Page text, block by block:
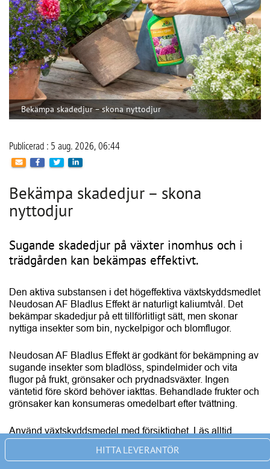
Bekämpa skadedjur – skona nyttodjur
Publicerad : 5 aug. 2026, 06:44
Bekämpa skadedjur – skona
nyttodjur
Sugande skadedjur på växter inomhus och i
trädgården kan bekämpas effektivt.
Den aktiva substansen i det högeffektiva växtskyddsmedlet
Neudosan AF Bladlus Effekt är naturligt kaliumtvål. Det
bekämpar skadedjur på ett tillförlitligt sätt, men skonar
nyttiga insekter som bin, nyckelpigor och blomflugor.
Neudosan AF Bladlus Effekt är godkänt för bekämpning av
sugande insekter som bladlöss, spindelmider och vita
flugor på frukt, grönsaker och prydnadsväxter. Ingen
väntetid före skörd behöver iakttas. Behandlade frukter och
grönsaker kan konsumeras omedelbart efter tvättning.
Använd växtskyddsmedel med försiktighet. Läs alltid
etiketten och produktinformationen före användning.
Observera eventuella varningar och symboler i
bruksanvisningen.
HITTA LEVERANTÖR